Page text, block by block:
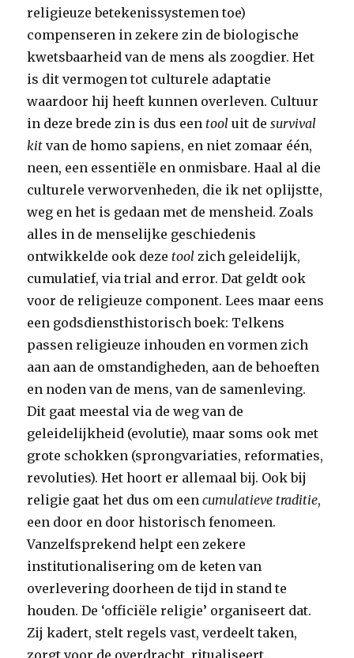
religieuze betekenissystemen toe)
compenseren in zekere zin de biologische
kwetsbaarheid van de mens als zoogdier. Het
is dit vermogen tot culturele adaptatie
waardoor hij heeft kunnen overleven. Cultuur
in deze brede zin is dus een tool uit desurvival
kit van de homo sapiens, en niet zomaar één,
neen, een essentiële en onmisbare. Haal al die
culturele verworvenheden, die ik net oplijstte,
weg en het is gedaan met de mensheid. Zoals
alles in de menselijke geschiedenis
ontwikkelde ook deze tool zich geleidelijk,
cumulatief, via trial and error. Dat geldt ook
voor de religieuze component. Lees maar eens
een godsdiensthistorisch boek: Telkens
passen religieuze inhouden en vormen zich
aan aan de omstandigheden, aan de behoeften
en noden van de mens, van de samenleving.
Dit gaat meestal via de weg van de
geleidelijkheid (evolutie), maar soms ook met
grote schokken (sprongvariaties, reformaties,
revoluties). Het hoort er allemaal bij. Ook bij
religie gaat het dus om eencumulatieve traditie,
een door en door historisch fenomeen.
Vanzelfsprekend helpt een zekere
institutionalisering om de keten van
overlevering doorheen de tijd in stand te
houden. De ‘officiële religie’ organiseert dat.
Zij kadert, stelt regels vast, verdeelt taken,